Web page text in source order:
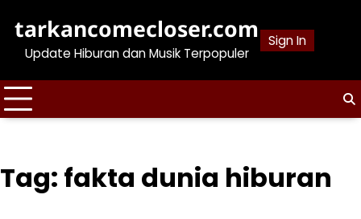
content
tarkancomecloser.com
Update Hiburan dan Musik Terpopuler
Sign In
Tag: fakta dunia hiburan